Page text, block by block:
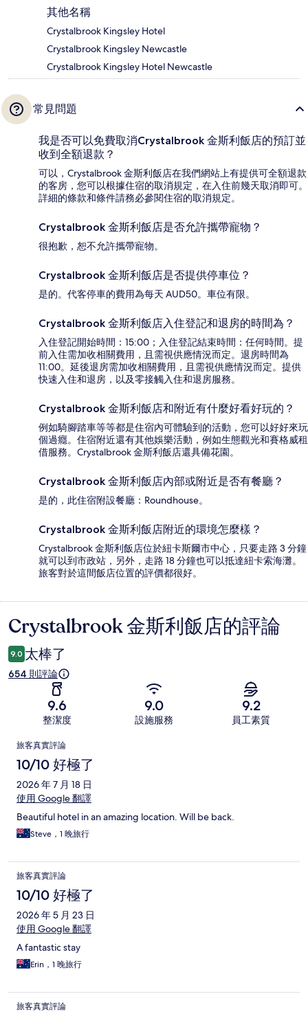
其他名稱
Crystalbrook Kingsley Hotel
Crystalbrook Kingsley Newcastle
Crystalbrook Kingsley Hotel Newcastle
常見問題
我是否可以免費取消Crystalbrook 金斯利飯店的預訂並
收到全額退款？
可以，Crystalbrook 金斯利飯店在我們網站上有提供可全額退款
的客房，您可以根據住宿的取消規定，在入住前幾天取消即可。
詳細的條款和條件請務必參閱住宿的取消規定。
Crystalbrook 金斯利飯店是否允許攜帶寵物？
很抱歉，恕不允許攜帶寵物。
Crystalbrook 金斯利飯店是否提供停車位？
是的。代客停車的費用為每天 AUD50。車位有限。
Crystalbrook 金斯利飯店入住登記和退房的時間為？
入住登記開始時間：15:00；入住登記結束時間：任何時間。提
前入住需加收相關費用，且需視供應情況而定。退房時間為
11:00。延後退房需加收相關費用，且需視供應情況而定。提供
快速入住和退房，以及零接觸入住和退房服務。
Crystalbrook 金斯利飯店和附近有什麼好看好玩的？
例如騎腳踏車等等都是住宿內可體驗到的活動，您可以好好來玩
個過癮。住宿附近還有其他娛樂活動，例如生態觀光和賽格威租
借服務。Crystalbrook 金斯利飯店還具備花園。
Crystalbrook 金斯利飯店內部或附近是否有餐廳？
是的，此住宿附設餐廳：Roundhouse。
Crystalbrook 金斯利飯店附近的環境怎麼樣？
Crystalbrook 金斯利飯店位於紐卡斯爾市中心，只要走路 3 分鐘
就可以到市政站，另外，走路 18 分鐘也可以抵達紐卡索海灘。
旅客對於這間飯店位置的評價都很好。
評
論
Crystalbrook 金斯利飯店的評論
9.0 太棒了
654 則評論
9.6
整潔度
9.0
設施服務
9.2
員工素質
評
論
旅客真實評論
10/10 好極了
2026 年 7 月 18 日
使用 Google 翻譯
Beautiful hotel in an amazing location. Will be back.
Steve，1 晚旅行
旅客真實評論
10/10 好極了
2026 年 5 月 23 日
使用 Google 翻譯
A fantastic stay
Erin，1 晚旅行
旅客真實評論